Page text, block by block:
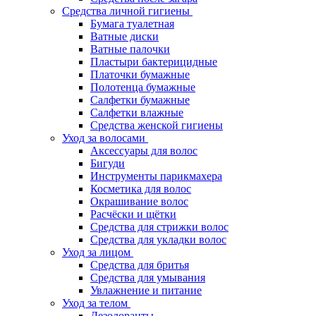
Средства личной гигиены
Бумага туалетная
Ватные диски
Ватные палочки
Пластыри бактерицидные
Платочки бумажные
Полотенца бумажные
Салфетки бумажные
Салфетки влажные
Средства женской гигиены
Уход за волосами
Аксессуары для волос
Бигуди
Инструменты парикмахера
Косметика для волос
Окрашивание волос
Расчёски и щётки
Средства для стрижки волос
Средства для укладки волос
Уход за лицом
Средства для бритья
Средства для умывания
Увлажнение и питание
Уход за телом